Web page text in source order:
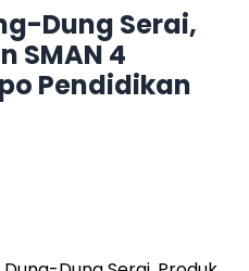
Dung Serai,
SMAN 4
Pendidikan